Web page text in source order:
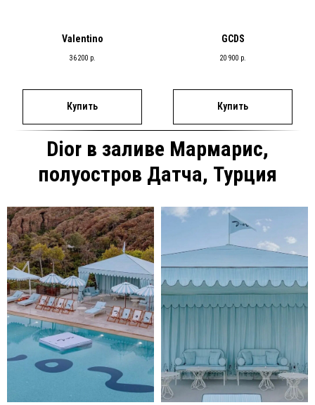
Valentino
36 200 р.
Купить
GCDS
20 900 р.
Купить
Dior в заливе Мармарис,
полуостров Датча, Турция